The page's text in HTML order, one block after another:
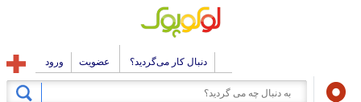
دنبال کار می‌گردید؟ عضویت ورود